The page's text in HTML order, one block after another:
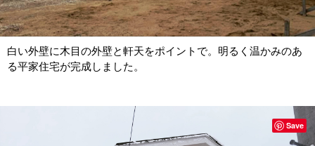
白い外壁に木目の外壁と軒天をポイントで。明るく温かみのあ
る平家住宅が完成しました。
Save